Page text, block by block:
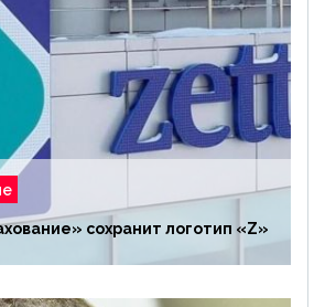
сохранит логотип «Z»